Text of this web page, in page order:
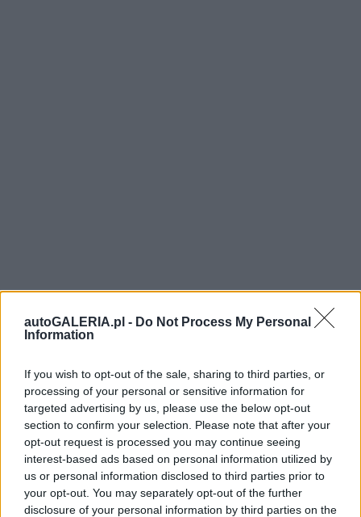
autoGALERIA.pl - Do Not Process My Personal
Information
If you wish to opt-out of the sale, sharing to third parties, or
processing of your personal or sensitive information for
targeted advertising by us, please use the below opt-out
section to confirm your selection. Please note that after your
opt-out request is processed you may continue seeing
interest-based ads based on personal information utilized by
us or personal information disclosed to third parties prior to
your opt-out. You may separately opt-out of the further
disclosure of your personal information by third parties on the